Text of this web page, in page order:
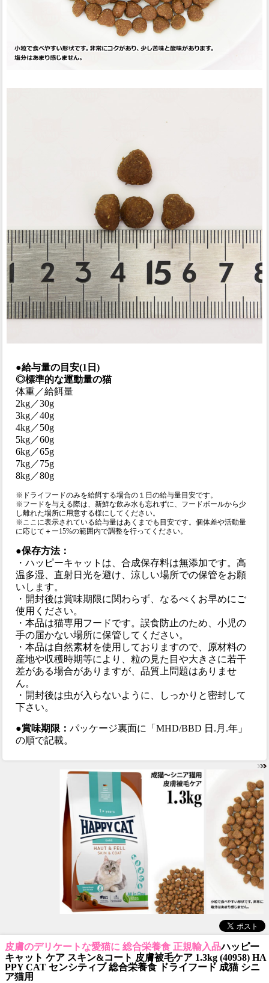
●給与量の目安(1日)
◎標準的な運動量の猫
体重／給餌量
2kg／30g
3kg／40g
4kg／50g
5kg／60g
6kg／65g
7kg／75g
8kg／80g
※ドライフードのみを給餌する場合の１日の給与量目安です。
※フードを与える際は、新鮮な飲み水も忘れずに、フードボールから少
し離れた場所に用意する様にしてください。
※ここに表示されている給与量はあくまでも目安です。個体差や活動量
に応じて＋ー15%の範囲内で調整を行ってください。
●保存方法：
・ハッピーキャットは、合成保存料は無添加です。高
温多湿、直射日光を避け、涼しい場所での保管をお願
いします。
・開封後は賞味期限に関わらず、なるべくお早めにご
使用ください。
・本品は猫専用フードです。誤食防止のため、小児の
手の届かない場所に保管してください。
・本品は自然素材を使用しておりますので、原材料の
産地や収穫時期等により、粒の見た目や大きさに若干
差がある場合がありますが、品質上問題はありませ
ん。
・開封後は虫が入らないように、しっかりと密封して
下さい。
●賞味期限：パッケージ裏面に「MHD/BBD 日.月.年」
の順で記載。
皮膚のデリケートな愛猫に 総合栄養食 正規輸入品ハッピー
キャット ケア スキン&コート 皮膚被毛ケア 1.3kg (40958) HA
PPY CAT センシティブ 総合栄養食 ドライフード 成猫 シニ
ア猫用